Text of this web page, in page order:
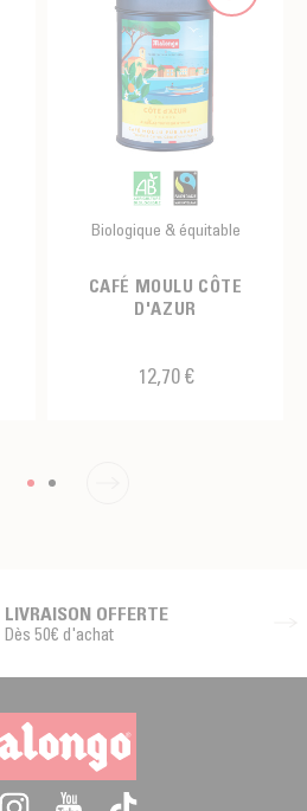
Biologique & équitable
CAFÉ MOULU CÔTE
D'AZUR
12,70 €
LIVRAISON OFFERTE
Dès 50€ d'achat